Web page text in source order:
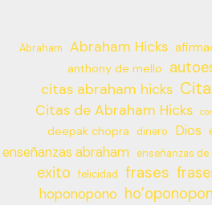
Abraham Abraham Hicks
anthony de mello
citas abraham hicks
Citas de Abraham Hicks
deepak chopra dinero Dios
enseñanzas abraham enseñanzas de
exito felicidad frases
hoponopono